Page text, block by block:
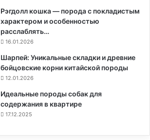
Рэгдолл кошка — порода с покладистым
характером и особенностью
расслаблять…
16.01.2026
Шарпей: Уникальные складки и древние
бойцовские корни китайской породы
12.01.2026
Идеальные породы собак для
содержания в квартире
17.12.2025